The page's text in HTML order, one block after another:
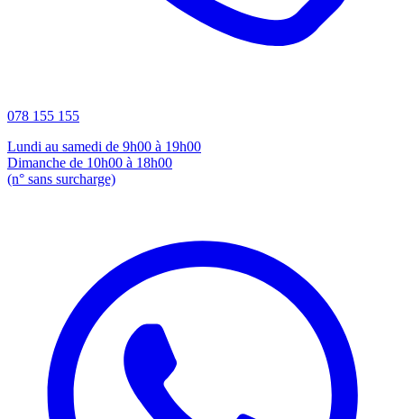
078 155 155
Lundi au samedi de 9h00 à 19h00
Dimanche de 10h00 à 18h00
(n° sans surcharge)